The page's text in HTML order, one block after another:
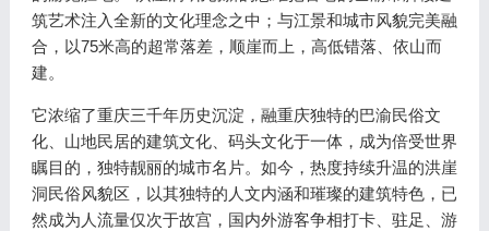
筑艺术注入全新的文化理念之中；与江景和城市风貌完美融
合，以75米高的超常落差，顺崖而上，高低错落、依山而
建。
它浓缩了重庆三千年历史沉淀，融重庆独特的巴渝民俗文
化、山地民居的建筑文化、码头文化于一体，成为倍受世界
瞩目的，独特靓丽的城市名片。如今，热度持续升温的洪崖
洞民俗风貌区，以其独特的人文内涵和璀璨的建筑特色，已
然成为人流量仅次于故宫，国内外游客争相打卡、驻足、游